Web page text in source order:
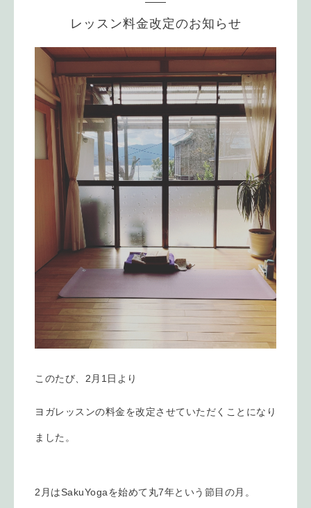
レッスン料金改定のお知らせ
このたび、2月1日より
ヨガレッスンの料金を改定させていただくことになり
ました。
2月はSakuYogaを始めて丸7年という節目の月。